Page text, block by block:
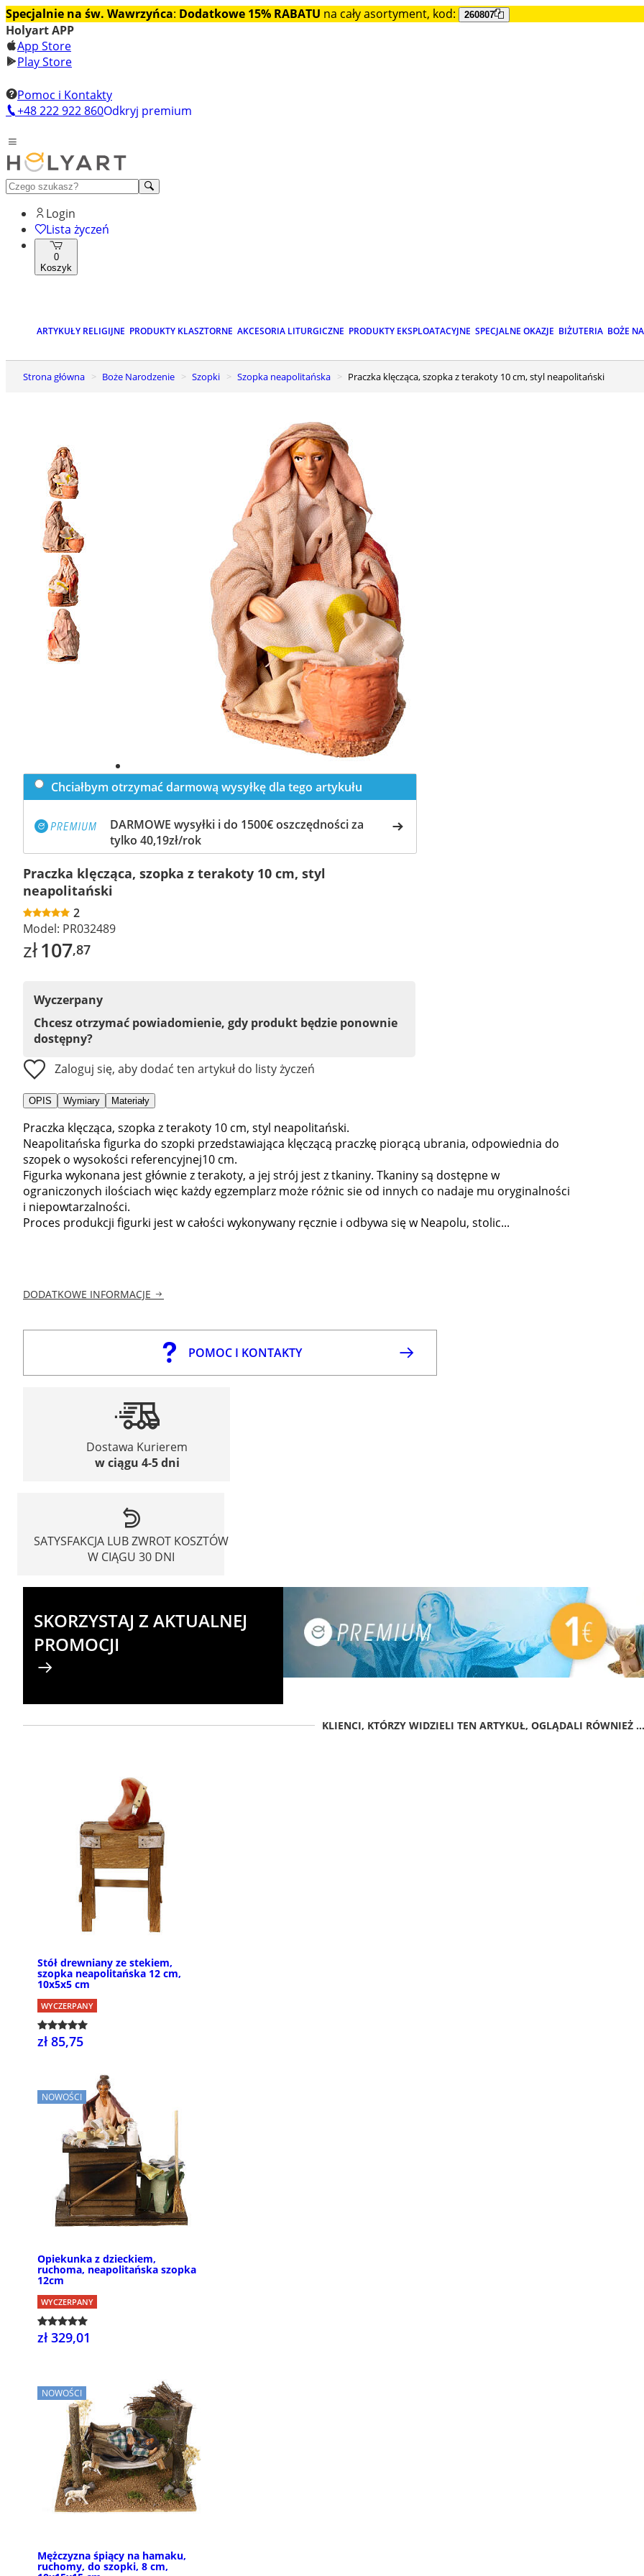
Specjalnie na św. Wawrzyńca: Dodatkowe 15% RABATU na cały asortyment, kod: 260807
Holyart APP
App Store
Play Store
Pomoc i Kontakty
+48 222 922 860Odkryj premium
Login
Lista życzeń
0
Koszyk
ARTYKUŁY RELIGIJNE PRODUKTY KLASZTORNE AKCESORIA LITURGICZNE PRODUKTY EKSPLOATACYJNE SPECJALNE OKAZJE BIŻUTERIA BOŻE
Strona główna Boże Narodzenie Szopki Szopka neapolitańska Praczka klęcząca, szopka z terakoty 10 cm, styl neapolitański
Chciałbym otrzymać darmową wysyłkę dla tego artykułu
DARMOWE wysyłki i do 1500€ oszczędności za
tylko 40,19zł/rok
Praczka klęcząca, szopka z terakoty 10 cm, styl
neapolitański
2
Model: PR032489
zł107,87
Wyczerpany
Chcesz otrzymać powiadomienie, gdy produkt będzie ponownie
dostępny?
Zaloguj się, aby dodać ten artykuł do listy życzeń
OPIS Wymiary Materiały
Praczka klęcząca, szopka z terakoty 10 cm, styl neapolitański.
Neapolitańska figurka do szopki przedstawiająca klęczącą praczkę piorącą ubrania, odpowiednia do
szopek o wysokości referencyjnej10 cm.
Figurka wykonana jest głównie z terakoty, a jej strój jest z tkaniny. Tkaniny są dostępne w
ograniczonych ilościach więc każdy egzemplarz może różnic sie od innych co nadaje mu oryginalności
i niepowtarzalności.
Proces produkcji figurki jest w całości wykonywany ręcznie i odbywa się w Neapolu, stolic...
DODATKOWE INFORMACJE
POMOC I KONTAKTY
Dostawa Kurierem
w ciągu 4-5 dni
SATYSFAKCJA LUB ZWROT KOSZTÓW
W CIĄGU 30 DNI
SKORZYSTAJ Z AKTUALNEJ
PROMOCJI
KLIENCI, KTÓRZY WIDZIELI TEN ARTYKUŁ, OGLĄDALI RÓWNIEŻ ...
Stół drewniany ze stekiem,
szopka neapolitańska 12 cm,
10x5x5 cm
WYCZERPANY
zł 85,75
NOWOŚCI
Opiekunka z dzieckiem,
ruchoma, neapolitańska szopka
12cm
WYCZERPANY
zł 329,01
NOWOŚCI
Mężczyzna śpiący na hamaku,
ruchomy, do szopki, 8 cm,